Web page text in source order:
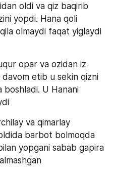
oldi va qiz baqirib
yopdi. Hana qoli
olmaydi faqat yiglaydi
opar va ozidan iz
etib u sekin qizni
boshladi. U Hanani
va qimarlay
barbot bolmoqda
yopgani sabab gapira